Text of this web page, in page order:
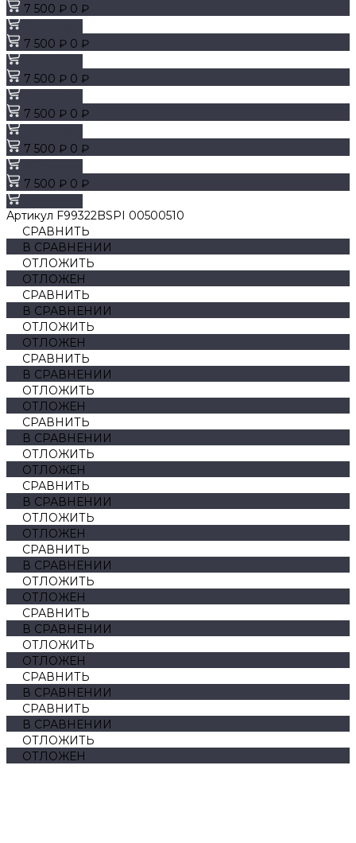
7 500 ₽ 0 ₽
7 500 ₽ 0 ₽
7 500 ₽ 0 ₽
7 500 ₽ 0 ₽
7 500 ₽ 0 ₽
7 500 ₽ 0 ₽
Артикул F99322BSPI 00500510
СРАВНИТЬ
В СРАВНЕНИИ
ОТЛОЖИТЬ
ОТЛОЖЕН
СРАВНИТЬ
В СРАВНЕНИИ
ОТЛОЖИТЬ
ОТЛОЖЕН
СРАВНИТЬ
В СРАВНЕНИИ
ОТЛОЖИТЬ
ОТЛОЖЕН
СРАВНИТЬ
В СРАВНЕНИИ
ОТЛОЖИТЬ
ОТЛОЖЕН
СРАВНИТЬ
В СРАВНЕНИИ
ОТЛОЖИТЬ
ОТЛОЖЕН
СРАВНИТЬ
В СРАВНЕНИИ
ОТЛОЖИТЬ
ОТЛОЖЕН
СРАВНИТЬ
В СРАВНЕНИИ
ОТЛОЖИТЬ
ОТЛОЖЕН
СРАВНИТЬ
В СРАВНЕНИИ
СРАВНИТЬ
В СРАВНЕНИИ
ОТЛОЖИТЬ
ОТЛОЖЕН